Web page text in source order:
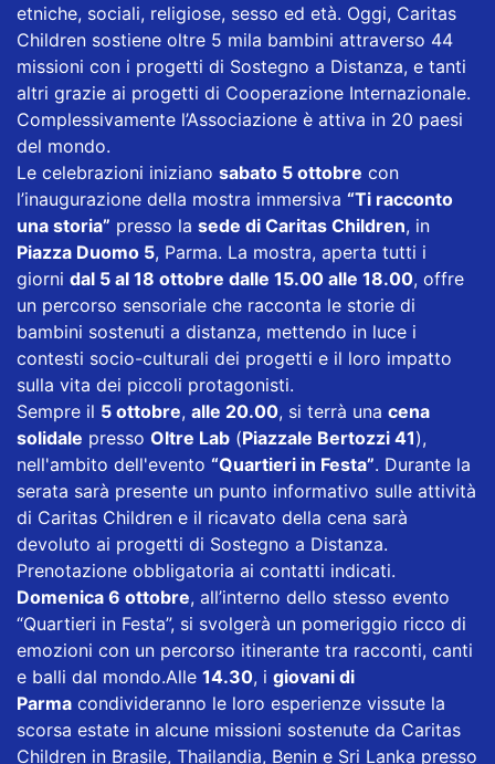
etniche, sociali, religiose, sesso ed età. Oggi, Caritas
Children sostiene oltre 5 mila bambini attraverso 44
missioni con i progetti di Sostegno a Distanza, e tanti
altri grazie ai progetti di Cooperazione Internazionale.
Complessivamente l’Associazione è attiva in 20 paesi
del mondo.
Le celebrazioni iniziano sabato 5 ottobre con
l’inaugurazione della mostra immersiva “Ti racconto
una storia” presso la sede di Caritas Children, in
Piazza Duomo 5, Parma. La mostra, aperta tutti i
giorni dal 5 al 18 ottobre dalle 15.00 alle 18.00, offre
un percorso sensoriale che racconta le storie di
bambini sostenuti a distanza, mettendo in luce i
contesti socio-culturali dei progetti e il loro impatto
sulla vita dei piccoli protagonisti.
Sempre il 5 ottobre, alle 20.00, si terrà una cena
solidale presso Oltre Lab (Piazzale Bertozzi 41),
nell'ambito dell'evento “Quartieri in Festa”. Durante la
serata sarà presente un punto informativo sulle attività
di Caritas Children e il ricavato della cena sarà
devoluto ai progetti di Sostegno a Distanza.
Prenotazione obbligatoria ai contatti indicati.
Domenica 6 ottobre, all’interno dello stesso evento
“Quartieri in Festa”, si svolgerà un pomeriggio ricco di
emozioni con un percorso itinerante tra racconti, canti
e balli dal mondo.Alle 14.30, i giovani di
Parma condivideranno le loro esperienze vissute la
scorsa estate in alcune missioni sostenute da Caritas
Children in Brasile, Thailandia, Benin e Sri Lanka presso